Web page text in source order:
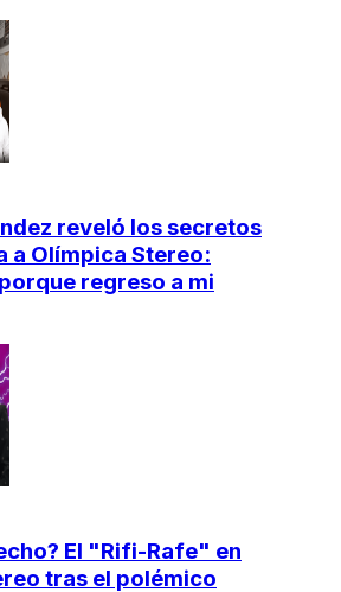
reveló los secretos
a Olímpica Stereo:
regreso a mi
El "Rifi-Rafe" en
tras el polémico